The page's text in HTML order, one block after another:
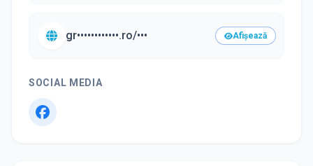
gr••••••••••••.ro/••• Afișează
SOCIAL MEDIA